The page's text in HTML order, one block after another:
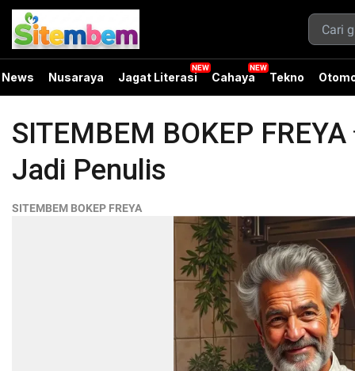
News Nusaraya Jagat Literasi Cahaya Tekno
SITEMBEM BOKEP
Jadi Penulis
SITEMBEM BOKEP FREYA